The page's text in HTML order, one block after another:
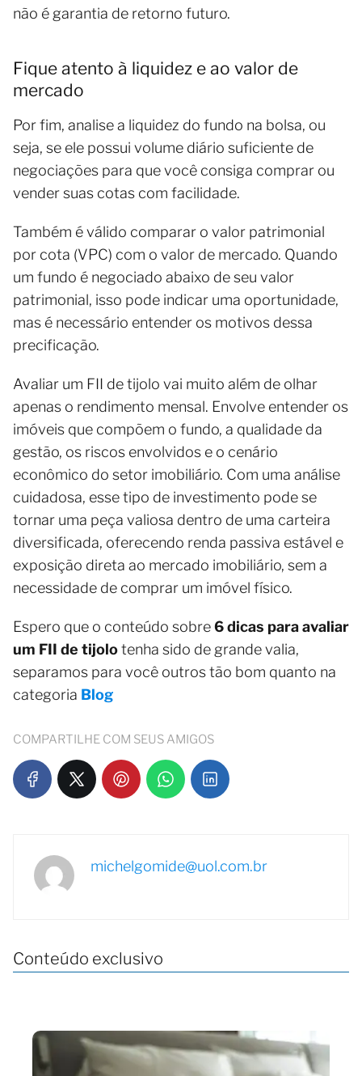
não é garantia de retorno futuro.
Fique atento à liquidez e ao valor de
mercado
Por fim, analise a liquidez do fundo na bolsa, ou
seja, se ele possui volume diário suficiente de
negociações para que você consiga comprar ou
vender suas cotas com facilidade.
Também é válido comparar o valor patrimonial
por cota (VPC) com o valor de mercado. Quando
um fundo é negociado abaixo de seu valor
patrimonial, isso pode indicar uma oportunidade,
mas é necessário entender os motivos dessa
precificação.
Avaliar um FII de tijolo vai muito além de olhar
apenas o rendimento mensal. Envolve entender os
imóveis que compõem o fundo, a qualidade da
gestão, os riscos envolvidos e o cenário
econômico do setor imobiliário. Com uma análise
cuidadosa, esse tipo de investimento pode se
tornar uma peça valiosa dentro de uma carteira
diversificada, oferecendo renda passiva estável e
exposição direta ao mercado imobiliário, sem a
necessidade de comprar um imóvel físico.
Espero que o conteúdo sobre6 dicas para avaliar
um FII de tijolotenha sido de grande valia,
separamos para você outros tão bom quanto na
categoria Blog
COMPARTILHE COM SEUS AMIGOS
michelgomide@uol.com.br
Conteúdo exclusivo